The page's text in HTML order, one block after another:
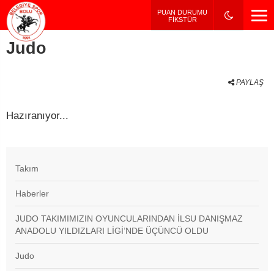
PUAN DURUMU / FİKSTÜR
PUAN DURUMU
FİKSTÜR
Judo
PAYLAŞ
Hazıranıyor...
Takım
Haberler
JUDO TAKIMIMIZIN OYUNCULARINDAN İLSU DANIŞMAZ
ANADOLU YILDIZLARI LİGİ’NDE ÜÇÜNCÜ OLDU
Judo